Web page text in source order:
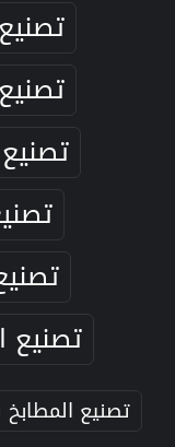
تصنيع
تصنيع المطابخ